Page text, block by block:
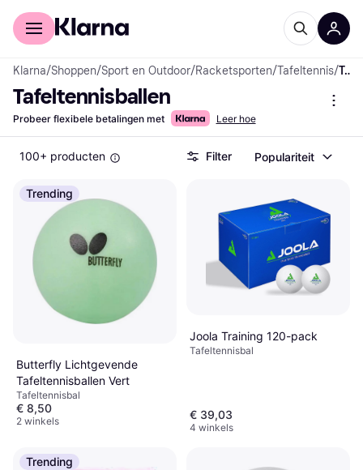
Voor shoppers
Klarna/Shoppen/Sport en Outdoor/Racketsporten/Tafeltennis/ Tafeltennisballen
Tafeltennisballen
Probeer flexibele betalingen met Leer hoe
100+ producten Filter Populariteit
Trending
Butterfly Lichtgevende
Tafeltennisballen Vert
Tafeltennisbal
€ 8,50
2 winkels
Joola Training 120-pack
Tafeltennisbal
€ 39,03
4 winkels
Trending